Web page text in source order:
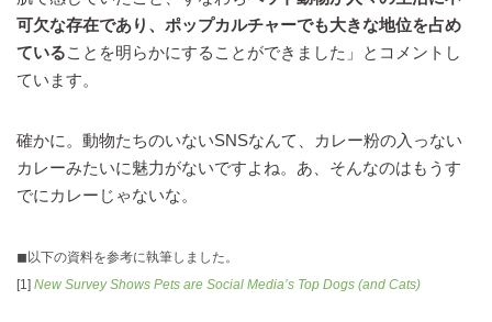
可欠な存在であり、ポップカルチャーでも大きな地位を占め
ていることを明らかにすることができました」とコメントし
ています。
確かに。動物たちのいないSNSなんて、カレー粉の入っない
カレーみたいに魅力がないですよね。あ、そんなのはもうす
でにカレーじゃないな。
◼︎以下の資料を参考に執筆しました。
[1] New Survey Shows Pets are Social Media’s Top Dogs (and Cats)